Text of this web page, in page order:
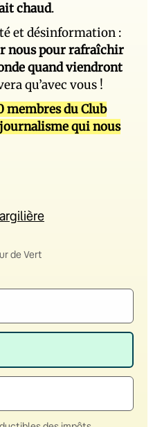
chaud.
et désinformation :
nous pour rafraîchir
quand viendront
qu’avec vous !
membres du Club
qui nous
de Vert